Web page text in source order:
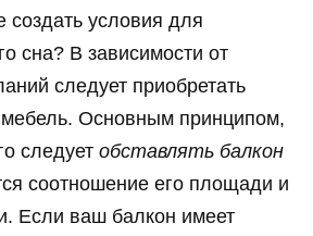
создать условия для
сна? В зависимости от
следует приобретать
Основным принципом,
следует обставлять балкон
соотношение его площади и
Если ваш балкон имеет